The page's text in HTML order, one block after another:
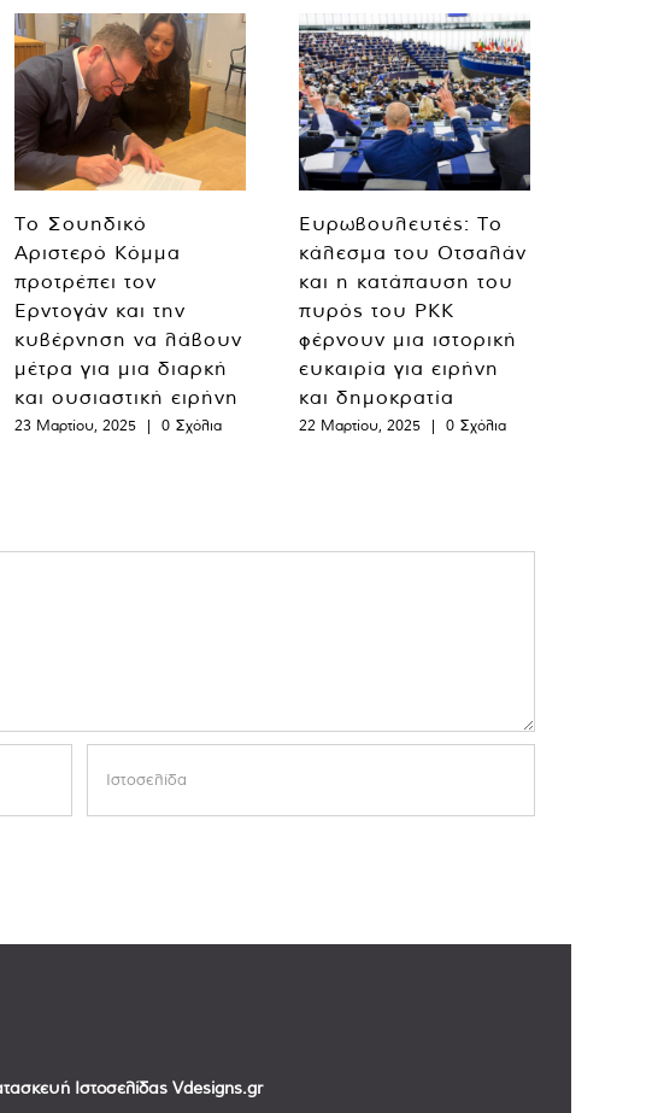
Το Σουηδικό
Αριστερό Κόμμα
προτρέπει τον
Ερντογάν και την
κυβέρνηση να λάβουν
μέτρα για μια διαρκή
και ουσιαστική ειρήνη
23 Μαρτίου, 2025 | 0 Σχόλια
Ευρωβουλευτές: Το
κάλεσμα του Οτσαλάν
και η κατάπαυση του
πυρός του PKK
φέρνουν μια ιστορική
ευκαιρία για ειρήνη
και δημοκρατία
22 Μαρτίου, 2025 | 0 Σχόλια
Ιστοσελίδας Vdesigns.gr